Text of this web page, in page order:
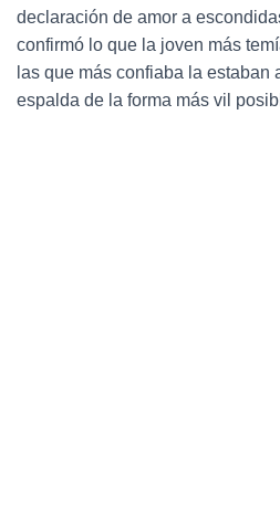
declaración de amor a
confirmó lo que la joven más
las que más confiaba la estaban
espalda de la forma más vil